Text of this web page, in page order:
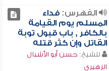
الفهرس:فداء
المسلم يوم القيامة
بالكافر , باب قبول توبة
القاتل وإن كثر قتله
للشيخ: حسن أبو الأشبال
الزهيري